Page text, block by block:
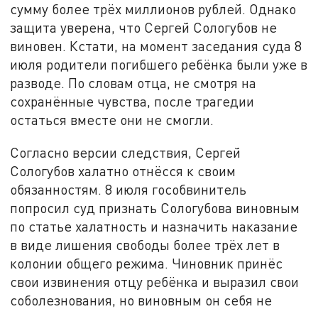
сумму более трёх миллионов рублей. Однако
защита уверена, что Сергей Сологубов не
виновен. Кстати, на момент заседания суда 8
июля родители погибшего ребёнка были уже в
разводе. По словам отца, не смотря на
сохранённые чувства, после трагедии
остаться вместе они не смогли.
Согласно версии следствия, Сергей
Сологубов халатно отнёсся к своим
обязанностям. 8 июля гособвинитель
попросил суд признать Сологубова виновным
по статье халатность и назначить наказание
в виде лишения свободы более трёх лет в
колонии общего режима. Чиновник принёс
свои извинения отцу ребёнка и выразил свои
соболезнования, но виновным он себя не